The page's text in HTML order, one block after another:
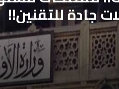
جادة للتقنين!!